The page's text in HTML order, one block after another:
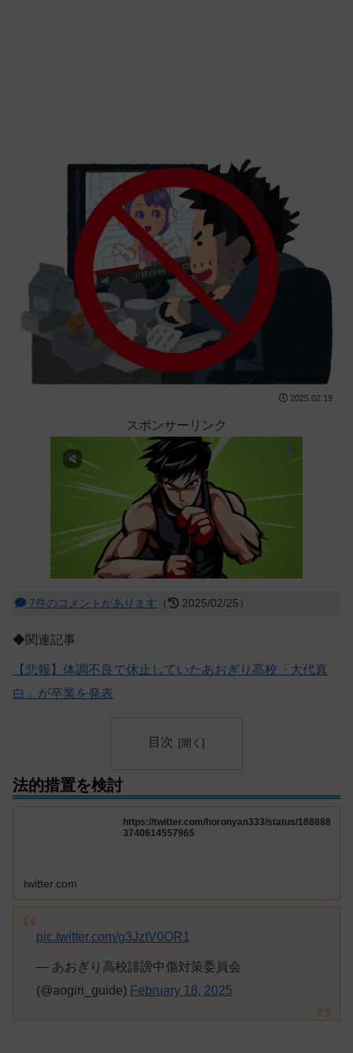
2025.02.19
スポンサーリンク
7件のコメントがあります （ 2025/02/25）
◆関連記事
【悲報】体調不良で休止していたあおぎり高校「大代真
白」が卒業を発表
目次
法的措置を検討
https://twitter.com/horonyan333/status/188888
3740614557965
twitter.com
pic.twitter.com/g3JztV0OR1
— あおぎり高校誹謗中傷対策委員会
(@aogiri_guide) February 18, 2025